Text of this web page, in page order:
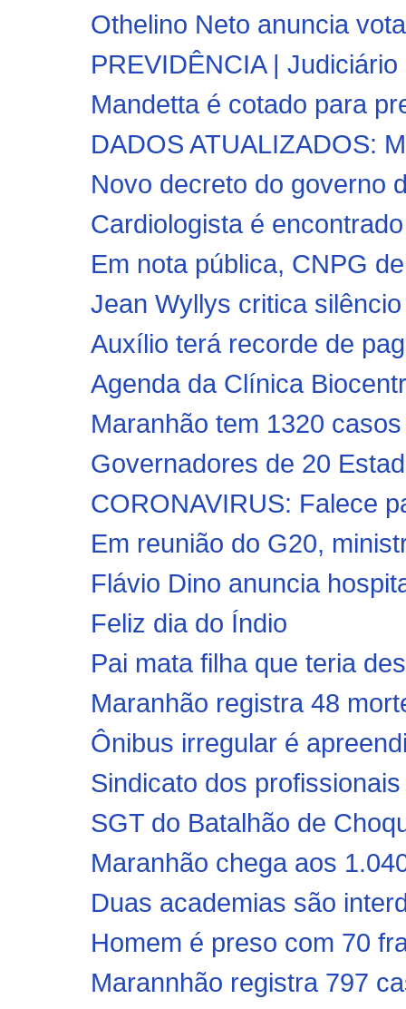
Othelino Neto anuncia
PREVIDÊNCIA |
Mandetta é cotado para
DADOS ATUALIZADOS:
Novo decreto do governo
Cardiologista é
Em nota pública, CNPG
Jean Wyllys critica
Auxílio terá recorde de
Agenda da Clínica
Maranhão tem 1320
Governadores de 20
CORONAVIRUS: Falece
Em reunião do G20,
Flávio Dino anuncia
Feliz dia do Índio
Pai mata filha que teria
Maranhão registra 48
Ônibus irregular é
Sindicato dos
SGT do Batalhão de
Maranhão chega aos
Duas academias são
Homem é preso com 70
Marannhão registra 797